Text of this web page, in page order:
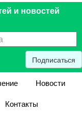
и новостей
Подписаться
Новости
Контакты